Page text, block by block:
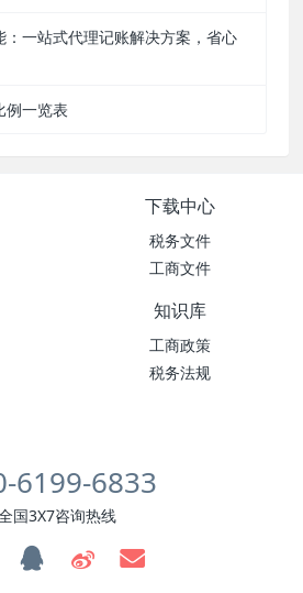
：一站式代理记账解决方案，省心
例一览表
下载中心
税务文件
工商文件
知识库
工商政策
税务法规
6199-6833
国3X7咨询热线